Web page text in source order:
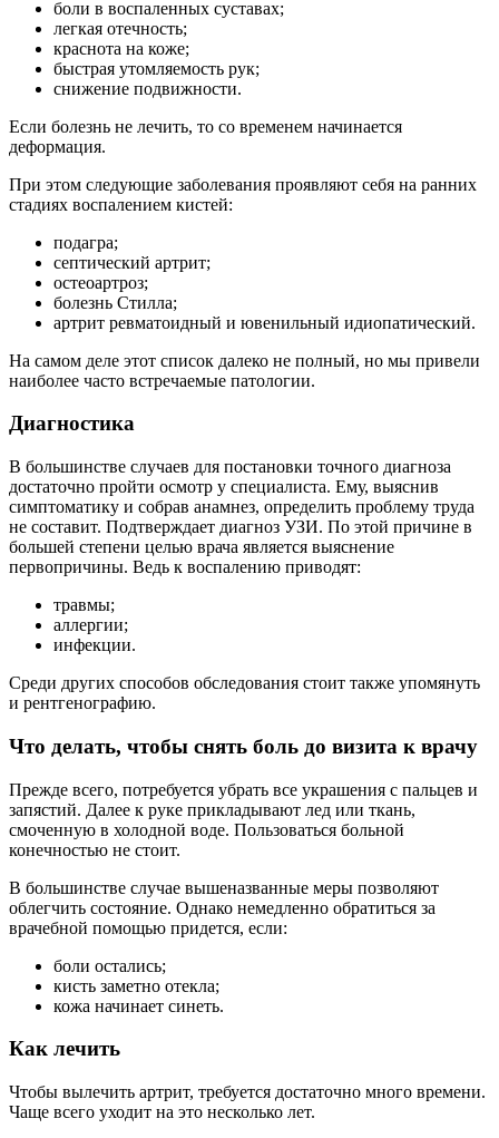
боли в воспаленных суставах;
легкая отечность;
краснота на коже;
быстрая утомляемость рук;
снижение подвижности.
Если болезнь не лечить, то со временем начинается
деформация.
При этом следующие заболевания проявляют себя на ранних
стадиях воспалением кистей:
подагра;
септический артрит;
остеоартроз;
болезнь Стилла;
артрит ревматоидный и ювенильный идиопатический.
На самом деле этот список далеко не полный, но мы привели
наиболее часто встречаемые патологии.
Диагностика
В большинстве случаев для постановки точного диагноза
достаточно пройти осмотр у специалиста. Ему, выяснив
симптоматику и собрав анамнез, определить проблему труда
не составит. Подтверждает диагноз УЗИ. По этой причине в
большей степени целью врача является выяснение
первопричины. Ведь к воспалению приводят:
травмы;
аллергии;
инфекции.
Среди других способов обследования стоит также упомянуть
и рентгенографию.
Что делать, чтобы снять боль до визита к врачу
Прежде всего, потребуется убрать все украшения с пальцев и
запястий. Далее к руке прикладывают лед или ткань,
смоченную в холодной воде. Пользоваться больной
конечностью не стоит.
В большинстве случае вышеназванные меры позволяют
облегчить состояние. Однако немедленно обратиться за
врачебной помощью придется, если:
боли остались;
кисть заметно отекла;
кожа начинает синеть.
Как лечить
Чтобы вылечить артрит, требуется достаточно много времени.
Чаще всего уходит на это несколько лет.